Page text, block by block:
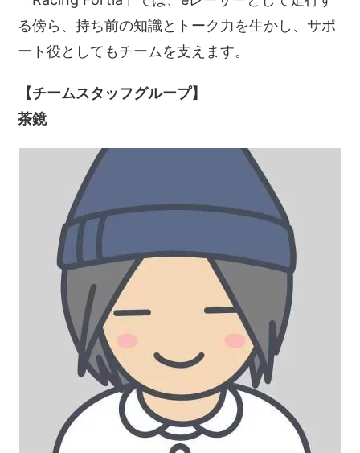
る傍ら、持ち前の知識とトーク力を生かし、サポ
ート役としてもチームを支えます。
【チームスタッフグループ】
茶鏡